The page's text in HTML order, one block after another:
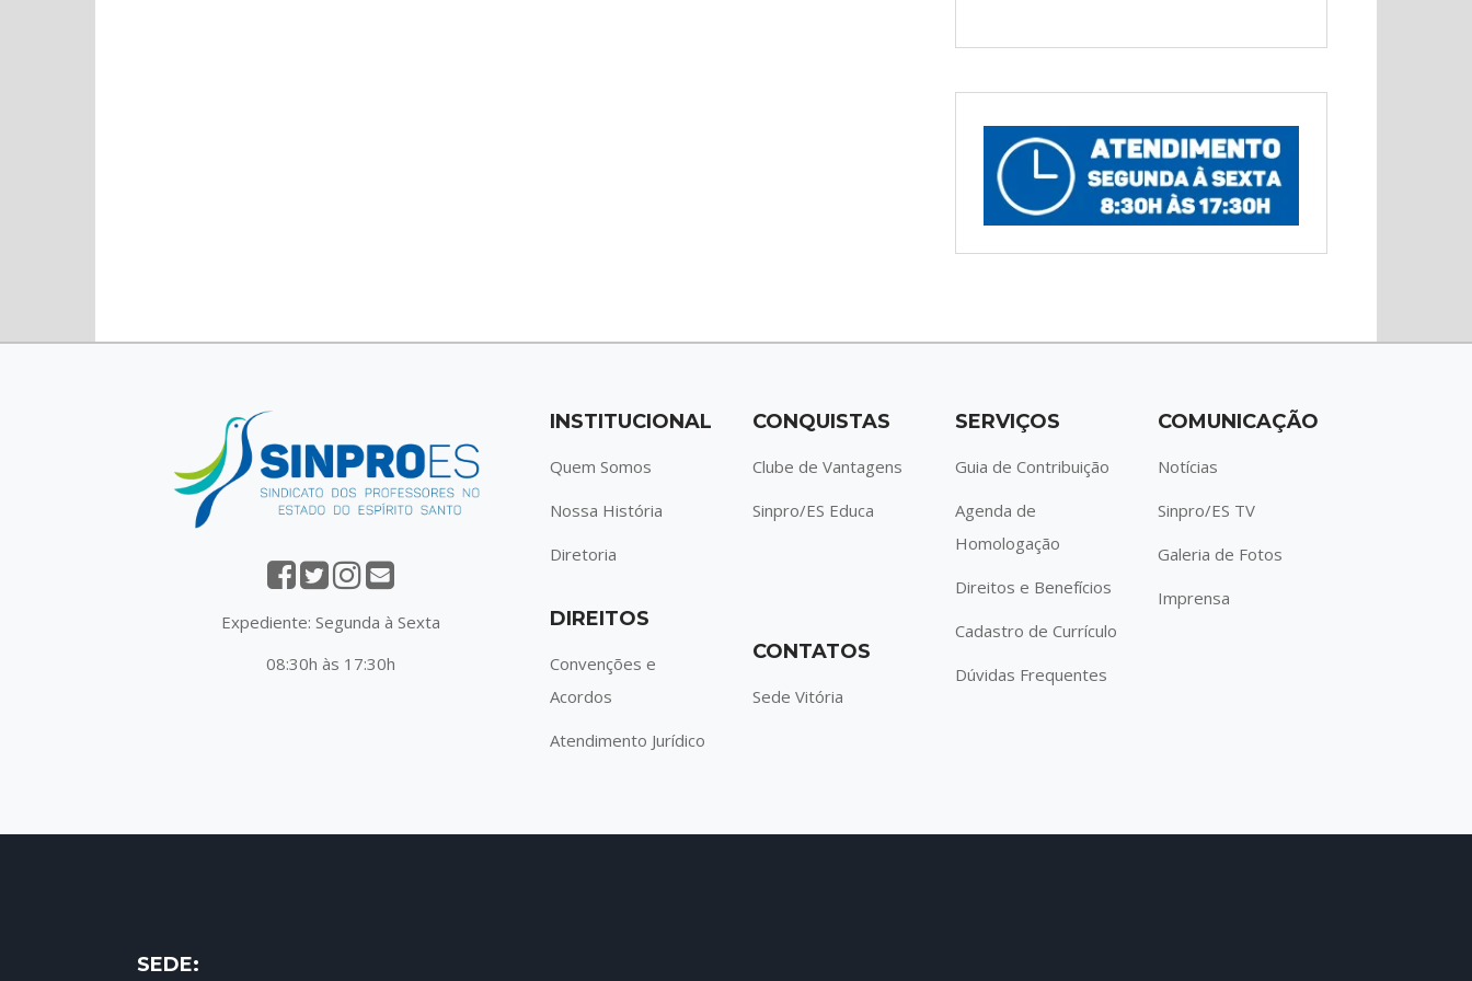
Expediente: Segunda à Sexta
08:30h às 17:30h
INSTITUCIONAL
Quem Somos
Nossa História
Diretoria
DIREITOS
Convenções e
Acordos
Atendimento Jurídico
CONQUISTAS
Clube de Vantagens
Sinpro/ES Educa
CONTATOS
Sede Vitória
SERVIÇOS
Guia de Contribuição
Agenda de
Homologação
Direitos e Benefícios
Cadastro de Currículo
Dúvidas Frequentes
COMUNICAÇÃO
Notícias
Sinpro/ES TV
Galeria de Fotos
Imprensa
SEDE: